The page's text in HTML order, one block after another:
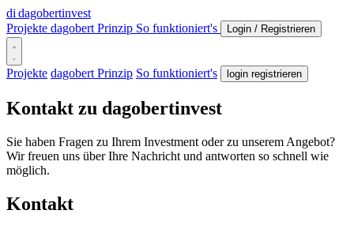
di dagobertinvest
Projekte dagobert Prinzip So funktioniert's Login / Registrieren
Projekte dagobert Prinzip So funktioniert's login registrieren
Kontakt zu dagobertinvest
Sie haben Fragen zu Ihrem Investment oder zu unserem Angebot?
Wir freuen uns über Ihre Nachricht und antworten so schnell wie
möglich.
Kontakt